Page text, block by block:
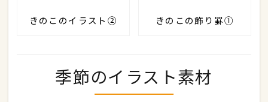
きのこのイラスト② きのこの飾り罫①
季節のイラスト素材